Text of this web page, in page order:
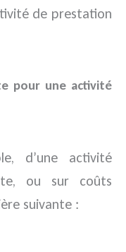
de prestation
pour une activité
d’une activité
ou sur coûts
suivante :